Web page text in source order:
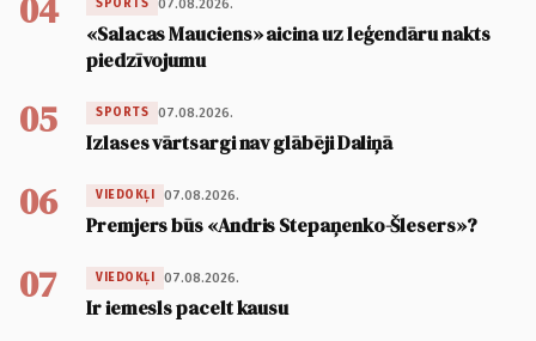
04 SPORTS 07.08.2026.
«Salacas Mauciens» aicina uz leģendāru nakts
piedzīvojumu
05 SPORTS 07.08.2026.
Izlases vārtsargi nav glābēji Daliņā
06 VIEDOKĻI 07.08.2026.
Premjers būs «Andris Stepaņenko-Šlesers»?
07 VIEDOKĻI 07.08.2026.
Ir iemesls pacelt kausu